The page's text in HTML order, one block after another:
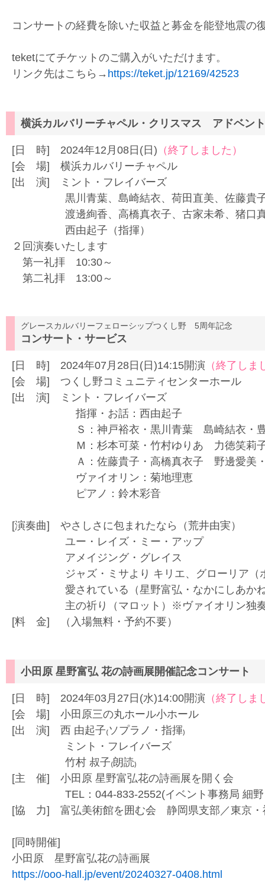
コンサートの経費を除いた収益と募金を能登地震の
teketにてチケットのご購入がいただけます。
リンク先はこちら→ https://teket.jp/12169/42523
横浜カルバリーチャペル・クリスマス アドベン
[日 時] 2024年12月08日(日) （終了しました）
[会 場] 横浜カルバリーチャペル
[出 演] ミント・フレイバーズ
黒川青葉、島崎結衣、荷田直美、佐藤貴子
渡邊絢香、高橋真衣子、古家未希、猪口真
西由起子（指揮）
２回演奏いたします
第一礼拝 10:30～
第二礼拝 13:00～
グレースカルバリーフェローシップつくし野 5周年記念
コンサート・サービス
[日 時] 2024年07月28日(日)14:15開演 （終了しま
[会 場] つくし野コミュニティセンターホール
[出 演] ミント・フレイバーズ
指揮・お話：西由起子
Ｓ：神戸裕衣・黒川青葉 島崎結衣・豊
Ｍ：杉本可菜・竹村ゆりあ 力徳笑莉子
Ａ：佐藤貴子・高橋真衣子 野邊愛美・
ヴァイオリン：菊地理恵
ピアノ：鈴木彩音
[演奏曲] やさしさに包まれたなら（荒井由実）
ユー・レイズ・ミー・アップ
アメイジング・グレイス
ジャズ・ミサより キリエ、グローリア（ボ
愛されている（星野富弘・なかにしあか
主の祈り（マロット）※ヴァイオリン独
[料 金] （入場無料・予約不要）
小田原 星野富弘 花の詩画展開催記念コンサート
[日 時] 2024年03月27日(水)14:00開演 （終了しま
[会 場] 小田原三の丸ホール小ホール
[出 演] 西 由起子₍ソプラノ・指揮₎
ミント・フレイバーズ
竹村 叔子₍朗読₎
[主 催] 小田原 星野富弘花の詩画展を開く会
TEL：044-833-2552(イベント事務局 細野
[協 力] 富弘美術館を囲む会 静岡県支部／東京・
[同時開催]
小田原 星野富弘花の詩画展
https://ooo-hall.jp/event/20240327-0408.html